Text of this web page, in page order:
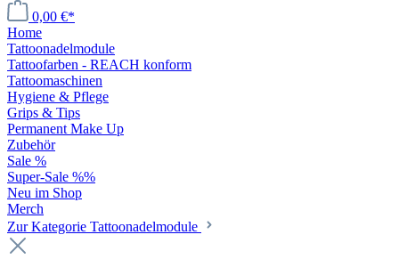
0,00 €*
Home
Tattoonadelmodule
Tattoofarben - REACH konform
Tattoomaschinen
Hygiene & Pflege
Grips & Tips
Permanent Make Up
Zubehör
Sale %
Super-Sale %%
Neu im Shop
Merch
Zur Kategorie Tattoonadelmodule